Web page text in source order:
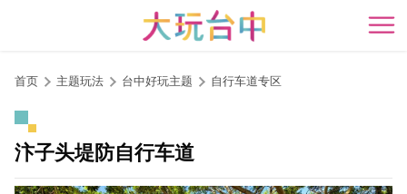
开
首页 主题玩法 台中好玩主题 自行车道专区
汴子头堤防自行车道